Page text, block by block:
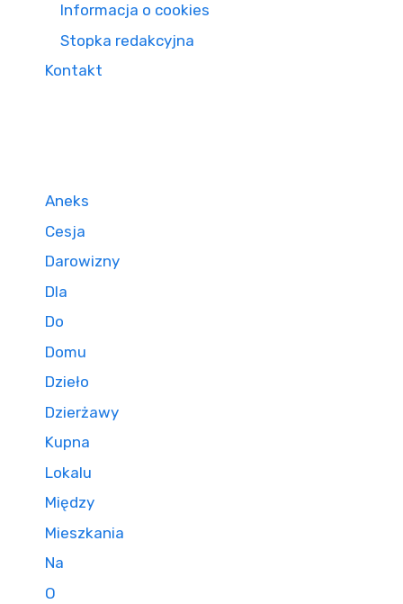
Informacja o cookies
Stopka redakcyjna
Kontakt
Aneks
Cesja
Darowizny
Dla
Do
Domu
Dzieło
Dzierżawy
Kupna
Lokalu
Między
Mieszkania
Na
O